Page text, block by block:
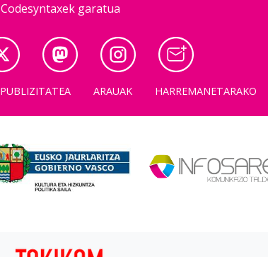
Codesyntaxek garatua
PUBLIZITATEA ARAUAK HARREMANETARAKO